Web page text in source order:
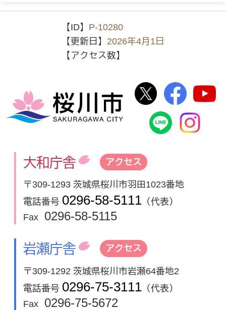
【ID】 P-10280
【更新日】 2026年4月1日
【アクセス数】
桜川市
桜川市公式
桜川
桜川市公
大和庁舎 アクセス
〒309-1293 茨城県桜川市羽田1023番地
電話番号 0296-58-5111 （代表）
Fax
0296-58-5115
岩瀬庁舎 アクセス
〒309-1292 茨城県桜川市岩瀬64番地2
電話番号 0296-75-3111 （代表）
Fax
0296-75-5672